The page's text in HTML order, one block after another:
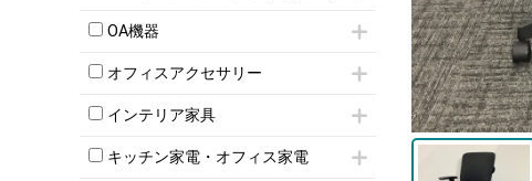
引き違い書庫
シリンダー錠ロッカー
ダイヤル錠ロッカー
ボタン錠ロッカー
シューズロッカー・下駄箱
ロッカーその他
会議テーブルW1200～
会議テーブルW1800～
折りたたみ会議テーブル
ハイテーブル
ハイチェア
ミーティングチェアその他
応接・役員家具その他
ラウンジカウンター
パーテーション
自立タイプパーテーション
パーテーションその他
壁掛けホワイトボード
ホワイトボードその他
OA機器
iPad
電話機（ビジネスフォン）
シュレッダー
スクリーン
オフィスアクセサリー
チェア用台車
演台・講演台・演説台
防音パネル
インテリア家具
モールドチェア
ダイニングチェア
キッチン家電・オフィス家電